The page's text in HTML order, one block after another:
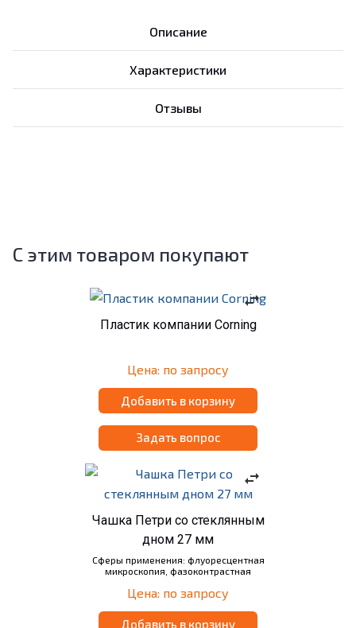
Описание
Характеристики
Отзывы
С этим товаром покупают
swap_horiz
Пластик компании Corning
Цена: по запросу
Добавить в корзину
Задать вопрос
swap_horiz
Чашка Петри со стеклянным
дном 27 мм
Сферы применения: флуоресцентная
микроскопия, фазоконтрастная
микроскопия, визуализация живых
клеток, дифференциально-
интерференционная контрастная
Цена: по запросу
Добавить в корзину